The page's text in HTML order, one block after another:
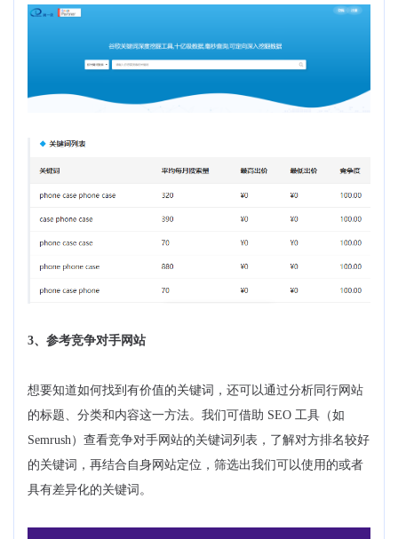
3、参考竞争对手网站
想要知道如何找到有价值的关键词，还可以通过分析同行网站
的标题、分类和内容这一方法。我们可借助 SEO 工具（如
Semrush）查看竞争对手网站的关键词列表，了解对方排名较好
的关键词，再结合自身网站定位，筛选出我们可以使用的或者
具有差异化的关键词。